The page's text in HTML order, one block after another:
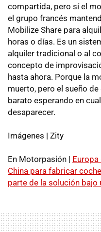
compartida, pero sí el
el grupo francés
Mobilize Share para
horas o días. Es un
alquiler tradicional o al
concepto de
hasta ahora. Porque la
muerto, pero el sueño
barato esperando en
desaparecer.
Imágenes | Zity
En Motorpasión |
China para fabricar
parte de la solución bajo